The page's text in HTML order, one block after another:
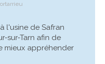
l'usine de Safran
sur-Tarn afin de
mieux appréhender